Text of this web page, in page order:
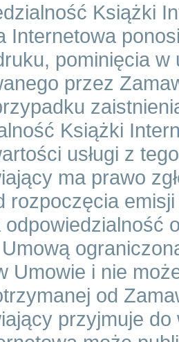
Książki
Internetowa
pominięcia w
przez
Książki
usługi z
ma prawo
rozpoczęcia
odpowiedzialność
Umowie i nie
od
przyjmuje